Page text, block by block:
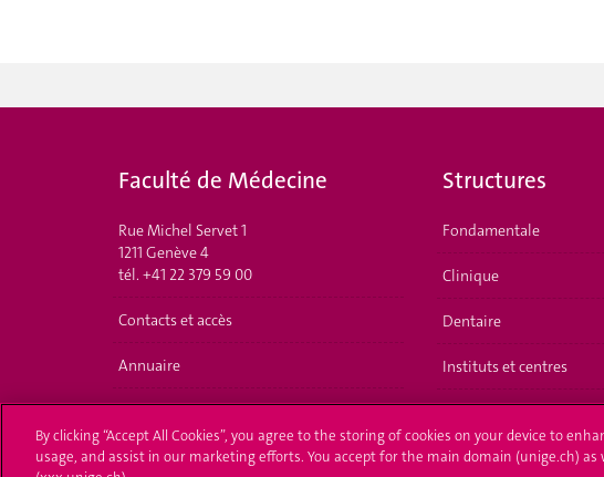
Faculté de Médecine
Rue Michel Servet 1
1211 Genève 4
tél. +41 22 379 59 00
Contacts et accès
Annuaire
Structures
Fondamentale
Clinique
Dentaire
Instituts et centres
By clicking “Accept All Cookies”, you agree to the storing of cookies on your device to
usage, and assist in our marketing efforts. You accept for the main domain (unige.ch) as